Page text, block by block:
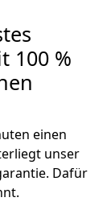
100 %
einen
unser
Dafür